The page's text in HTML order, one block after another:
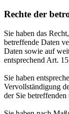
Rechte der
Sie haben das
betreffende Daten
Daten sowie auf
entsprechend Art.
Sie haben
Vervollständigung
der Sie